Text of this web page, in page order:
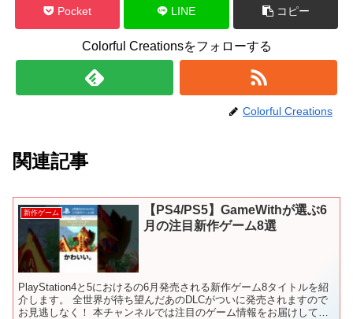
Pocket LINE コピー
Colorful Creationsをフォローする
Colorful Creations
関連記事
新作ゲーム
【PS4/PS5】GameWithが選ぶ6
月の注目新作ゲーム8選
PlayStation4と5におけるの6月発売される新作ゲーム8タイトルを紹
介します。 全世界が待ち望んだあのDLCがついに発売されますので
お見逃しなく！ 本チャンネルでは注目のゲーム情報をお届けしてい